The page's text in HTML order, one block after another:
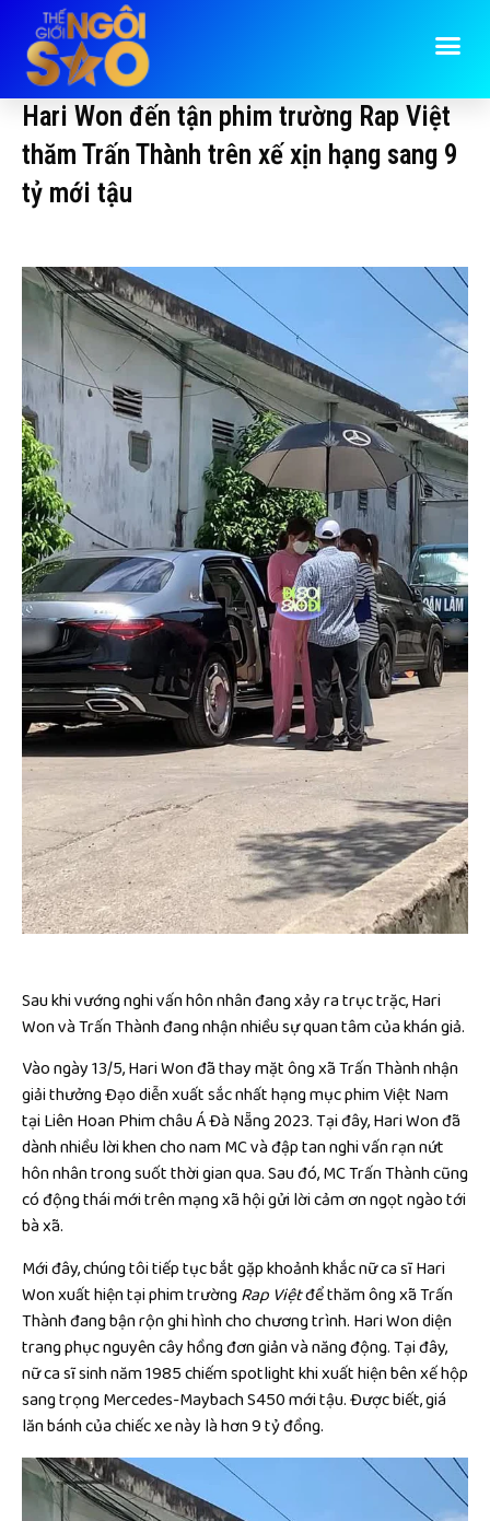
Hari Won đến tận phim trường Rap Việt
thăm Trấn Thành trên xế xịn hạng sang 9
tỷ mới tậu
Sau khi vướng nghi vấn hôn nhân đang xảy ra trục trặc, Hari
Won và Trấn Thành đang nhận nhiều sự quan tâm của khán giả.
Vào ngày 13/5, Hari Won đã thay mặt ông xã Trấn Thành nhận
giải thưởng Đạo diễn xuất sắc nhất hạng mục phim Việt Nam
tại Liên Hoan Phim châu Á Đà Nẵng 2023. Tại đây, Hari Won đã
dành nhiều lời khen cho nam MC và đập tan nghi vấn rạn nứt
hôn nhân trong suốt thời gian qua. Sau đó, MC Trấn Thành cũng
có động thái mới trên mạng xã hội gửi lời cảm ơn ngọt ngào tới
bà xã.
Mới đây, chúng tôi tiếp tục bắt gặp khoảnh khắc nữ ca sĩ Hari
Won xuất hiện tại phim trườngRap Việtđể thăm ông xã Trấn
Thành đang bận rộn ghi hình cho chương trình. Hari Won diện
trang phục nguyên cây hồng đơn giản và năng động. Tại đây,
nữ ca sĩ sinh năm 1985 chiếm spotlight khi xuất hiện bên xế hộp
sang trọng Mercedes-Maybach S450 mới tậu. Được biết, giá
lăn bánh của chiếc xe này là hơn 9 tỷ đồng.